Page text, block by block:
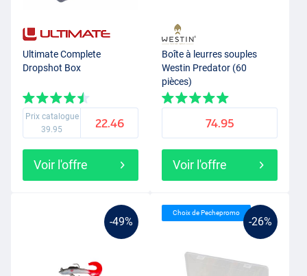
Ultimate Complete
Dropshot Box
Prix catalogue
39.95
22.46
Voir l'offre
Boîte à leurres souples
Westin Predator (60
pièces)
74.95
Voir l'offre
-49% -26%
Choix de Pechepromo